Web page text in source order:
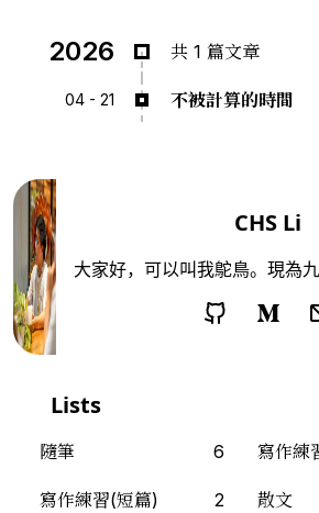
2026 共 1 篇文章
04 - 21 不被計算的時間
CHS Li
大家好，可以叫我鴕鳥。現為
鳥這個名字有兩個意思。一是
Lists
隨筆 6 寫作練
寫作練習(短篇) 2 散文